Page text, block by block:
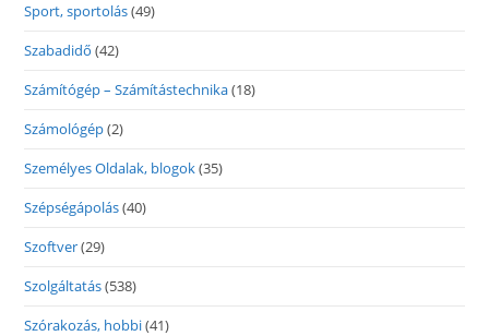
Sport, sportolás(49)
Szabadidő (42)
Számítógép – Számítástechnika(18)
Számológép(2)
Személyes Oldalak, blogok(35)
Szépségápolás(40)
Szoftver(29)
Szolgáltatás(538)
Szórakozás, hobbi(41)